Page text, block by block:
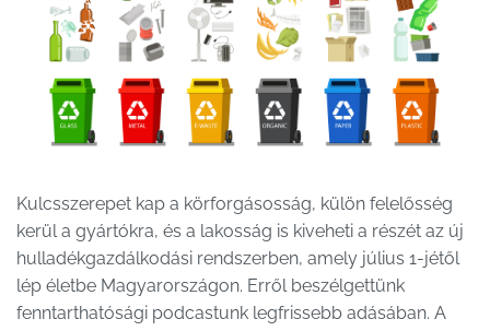
Kulcsszerepet kap a körforgásosság, külön felelősség
kerül a gyártókra, és a lakosság is kiveheti a részét az új
hulladékgazdálkodási rendszerben, amely július 1-jétől
lép életbe Magyarországon. Erről beszélgettünk
fenntarthatósági podcastunk legfrissebb adásában. A